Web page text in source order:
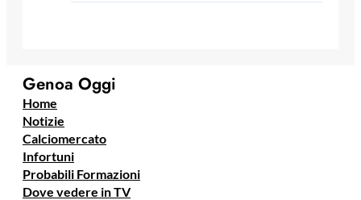
Genoa Oggi
Home
Notizie
Calciomercato
Infortuni
Probabili Formazioni
Dove vedere in TV